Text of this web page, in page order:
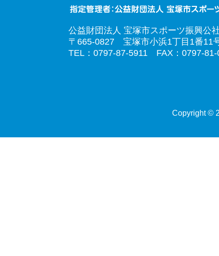
公益財団法人 宝塚市スポーツ振興公
〒665-0827 宝塚市小浜1丁目1番11
TEL：0797-87-5911 FAX：0797-81-
Copyright ©